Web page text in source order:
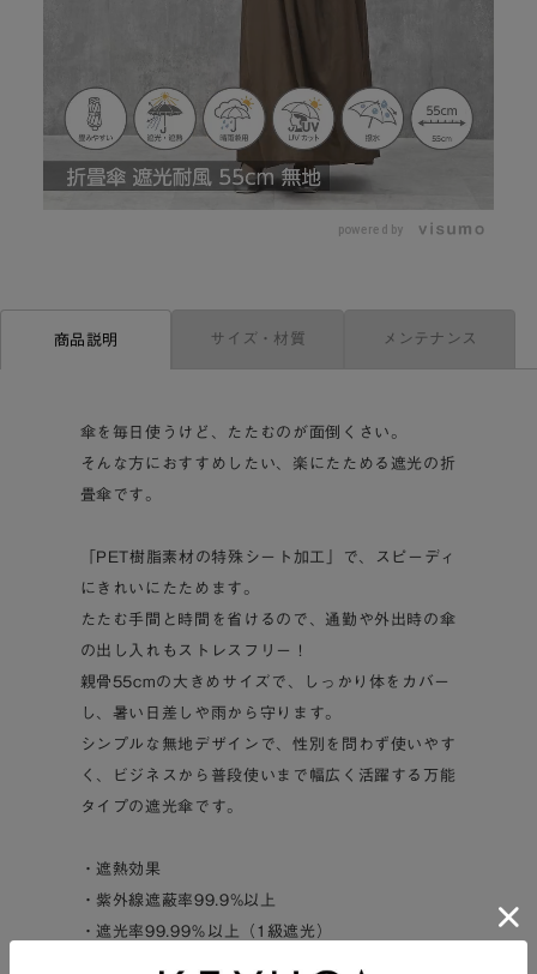
/
L
o
0
%
powered by
商品説明 サイズ・材質 メンテナンス
傘を毎日使うけど、たたむのが面倒くさい。
そんな方におすすめしたい、楽にたためる遮光の折
畳傘です。
「PET樹脂素材の特殊シート加工」で、スピーディ
にきれいにたためます。
たたむ手間と時間を省けるので、通勤や外出時の傘
の出し入れもストレスフリー！
親骨55cmの大きめサイズで、しっかり体をカバー
し、暑い日差しや雨から守ります。
シンプルな無地デザインで、性別を問わず使いやす
く、ビジネスから普段使いまで幅広く活躍する万能
タイプの遮光傘です。
・遮熱効果
・紫外線遮蔽率99.9%以上
・遮光率99.99％以上（1級遮光）